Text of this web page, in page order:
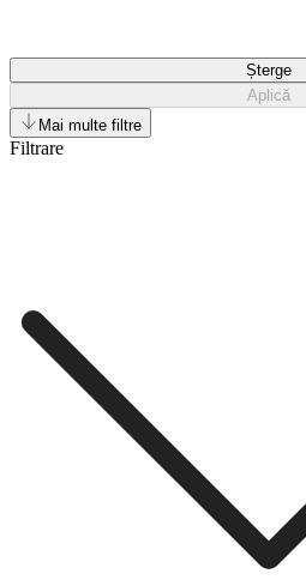
Șterge
Aplică
Mai multe filtre
Filtrare